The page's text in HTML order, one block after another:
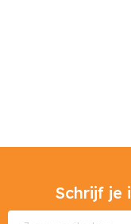
Schrijf je